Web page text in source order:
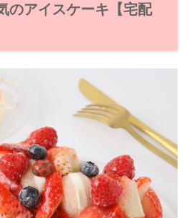
のアイスケーキ【宅配